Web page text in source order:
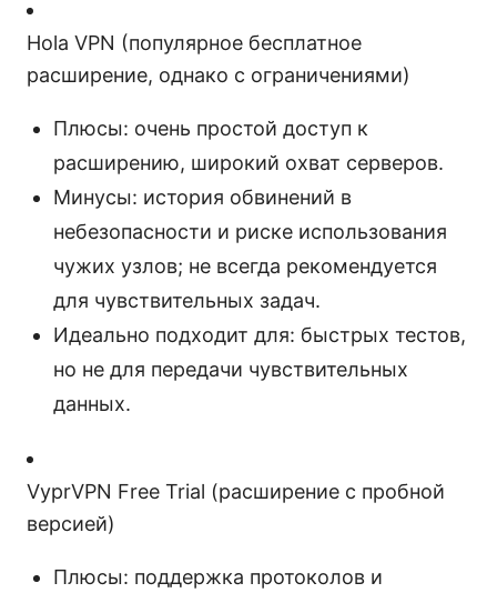
Hola VPN (популярное бесплатное
расширение, однако с ограничениями)
Плюсы: очень простой доступ к
расширению, широкий охват серверов.
Минусы: история обвинений в
небезопасности и риске использования
чужих узлов; не всегда рекомендуется
для чувствительных задач.
Идеально подходит для: быстрых тестов,
но не для передачи чувствительных
данных.
VyprVPN Free Trial (расширение с пробной
версией)
Плюсы: поддержка протоколов и